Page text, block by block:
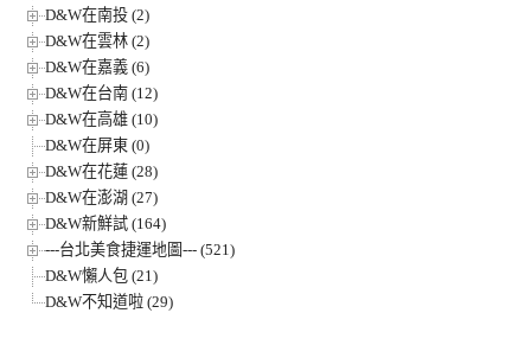
D&W在南投 (2)
D&W在雲林 (2)
D&W在嘉義 (6)
D&W在台南 (12)
D&W在高雄 (10)
D&W在屏東 (0)
D&W在花蓮 (28)
D&W在澎湖 (27)
D&W新鮮試 (164)
---台北美食捷運地圖--- (521)
D&W懶人包 (21)
D&W不知道啦 (29)